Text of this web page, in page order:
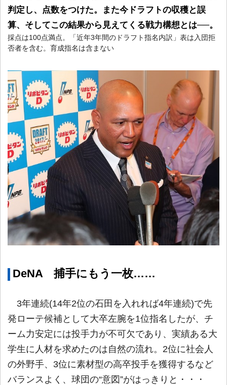
判定し、点数をつけた。また今ドラフトの収穫と誤
算、そしてこの結果から見えてくる戦力構想とは──。
採点は100点満点。「近年3年間のドラフト指名内訳」表は入団拒
否者を含む。育成指名は含まない
DeNA 捕手にもう一枚……
3年連続(14年2位の石田を入れれば4年連続)で先
発ローテ候補として大卒左腕を1位指名したが、チ
ーム力安定には投手力が不可欠であり、実績ある大
学生に人材を求めたのは自然の流れ。2位に社会人
の外野手、3位に素材型の高卒投手を獲得するなど
バランスよく、球団の“意図”がはっきりと・・・